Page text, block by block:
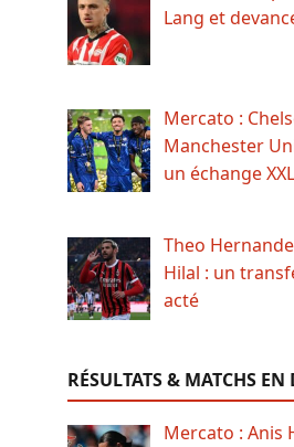
Lang et
Mercato :
Manchester
un échange XXL
Theo
Hilal : un
acté
RÉSULTATS & MATCHS EN
Mercato : Anis